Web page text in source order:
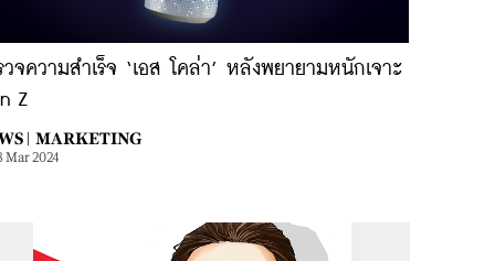
วจความสำเร็จ ‘เอส โคล่า’ หลังพยายามหนักเจาะ
Z
| MARKETING
Mar 2024